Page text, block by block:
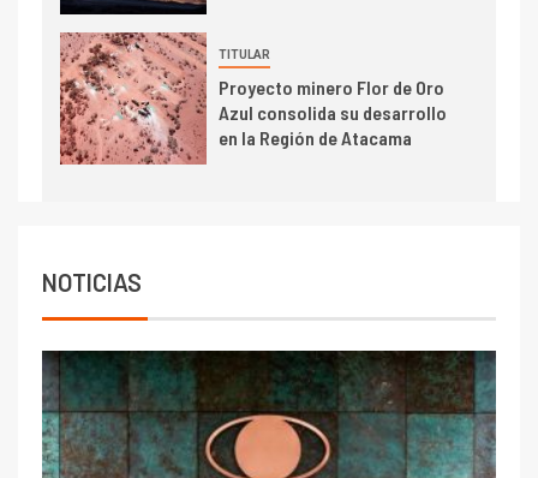
6 I+D
BHP proyecta producción de
cobre cercana a 2 millones de
toneladas tras récord en
Escondida
TITULAR
Proyecto minero Flor de Oro
Azul consolida su desarrollo
en la Región de Atacama
NOTICIAS